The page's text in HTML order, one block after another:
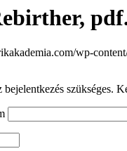
wp-
szükséges.